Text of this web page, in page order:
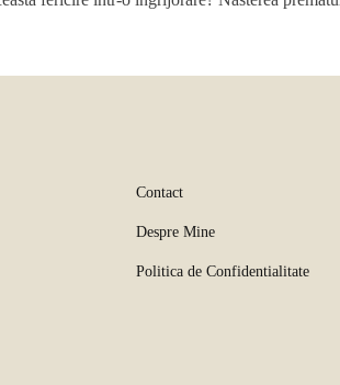
Contact
Despre Mine
Politica de Confidentialitate